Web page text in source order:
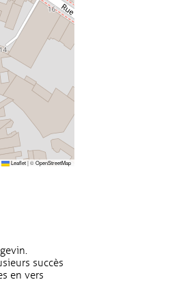
Leaflet|©OpenStreetMap
succès
en vers